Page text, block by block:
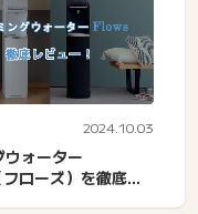
2024.10.03
ウォーター
ローズ）を徹底レ